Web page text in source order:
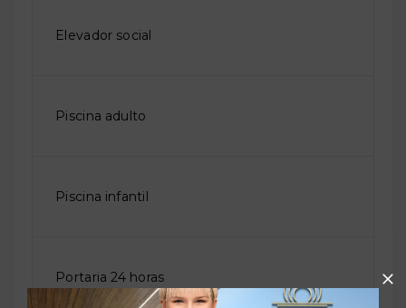
Elevador social
Piscina adulto
Piscina infantil
Portaria 24 horas